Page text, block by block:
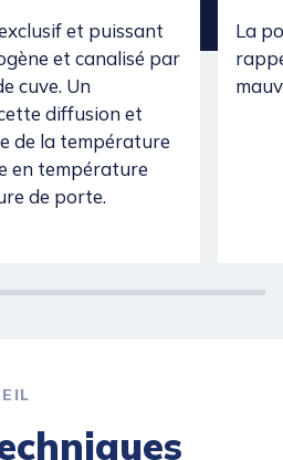
et puissant
et canalisé par
cuve. Un
diffusion et
de la température
en température
de porte.
La